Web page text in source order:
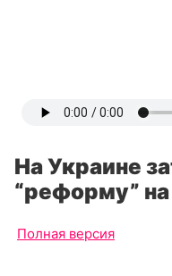
На Украине
“реформу”
Полная версия